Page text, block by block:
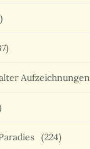
Aufzeichnungen
(224)